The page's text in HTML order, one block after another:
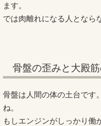
ます。
では肉離れになる人となら
骨盤の歪みと大殿
骨盤は人間の体の土台です
ね。
もしエンジンがしっかり働